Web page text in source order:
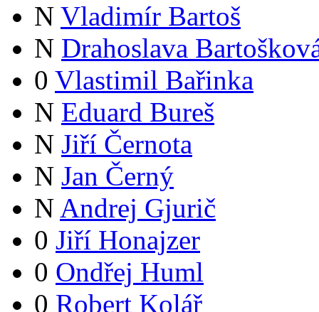
N Vladimír Bartoš
N Drahoslava
0 Vlastimil Bařinka
N Eduard Bureš
N Jiří Černota
N Jan Černý
N Andrej Gjurič
0 Jiří Honajzer
0 Ondřej Huml
0 Robert Kolář